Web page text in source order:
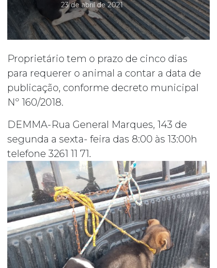
23 de abril de 2021
Proprietário tem o prazo de cinco dias
para requerer o animal a contar a data de
publicação, conforme decreto municipal
Nº 160/2018.
DEMMA-Rua General Marques, 143 de
segunda a sexta- feira das 8:00 às 13:00h
telefone 3261 11 71.